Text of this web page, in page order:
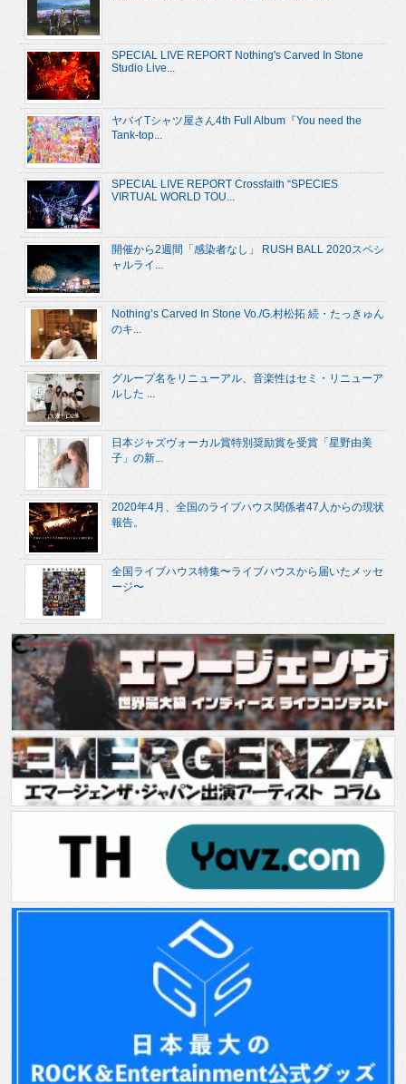
SPECIAL LIVE REPORT Nothing's Carved In Stone
Studio Live...
ヤバイTシャツ屋さん4th Full Album『You need the
Tank-top...
SPECIAL LIVE REPORT Crossfaith “SPECIES
VIRTUAL WORLD TOU...
開催から2週間「感染者なし」 RUSH BALL 2020スペシ
ャルライ...
Nothing’s Carved In Stone Vo./G.村松拓 続・たっきゅん
のキ...
グループ名をリニューアル、音楽性はセミ・リニューア
ルした ...
日本ジャズヴォーカル賞特別奨励賞を受賞「星野由美
子」の新...
2020年4月、全国のライブハウス関係者47人からの現状
報告。
全国ライブハウス特集〜ライブハウスから届いたメッセ
ージ〜